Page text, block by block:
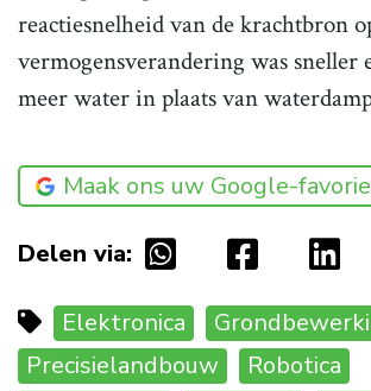
reactiesnelheid van de krachtbron
vermogensverandering was sneller
meer water in plaats van
Maak ons uw Google-
Delen via:
Elektronica
Precisielandbouw
Robotica